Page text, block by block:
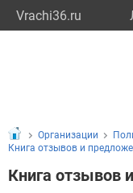
Vrachi36.ru
Организации
Книга отзывов и
Книга отзывов